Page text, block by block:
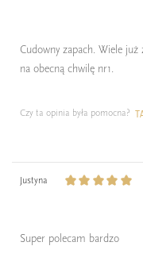
Cudowny zapach. Wiele
na obecną chwilę nr1.
Czy ta opinia była pomocna?
Justyna
Super polecam bardzo